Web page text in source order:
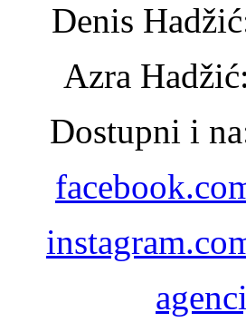
Denis
Azra
Dostupni i